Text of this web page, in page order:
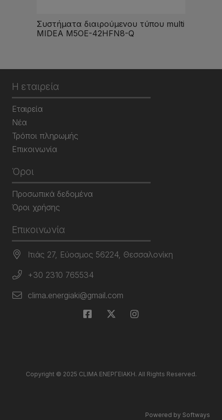
Συστήματα διαιρούμενου τύπου multi
MIDEA M5OE-42HFN8-Q
Η εταιρεία
Εταιρεία
Νέα
Τρόποι πληρωμής
Επικοινωνία
Όροι
Προσωπικά δεδομένα
Όροι χρήσης
Επικοινωνία
Ιτιάς 27, Εύοσμος 56224, Θεσσαλονίκη
+30 2310 765534
clima.energiaki@gmail.com
Copyright © 2025 CLIMA ΕΝΕΡΓΕΙΑΚΗ. All Rights Reserved.
Powered by Softways